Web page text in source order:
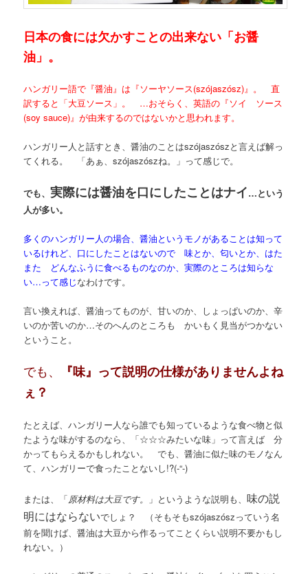
日本の食には欠かすことの出来ない「お醤
油」。
ハンガリー語で『醤油』は『ソーヤソース(szójaszósz)』。 直
訳すると「大豆ソース」。 …おそらく、英語の『ソイ ソース
(soy sauce)』が由来するのではないかと思われます。
ハンガリー人と話すとき、醤油のことはszójaszószと言えば解っ
てくれる。 「あぁ、szójaszószね。」って感じで。
でも、実際には醤油を口にしたことはナイ…という
人が多い。
多くのハンガリー人の場合、醤油というモノがあることは知って
いるけれど、口にしたことはないので 味とか、匂いとか、はた
また どんなふうに食べるものなのか、実際のところは知らな
い…って感じなわけです。
言い換えれば、醤油ってものが、甘いのか、しょっぱいのか、辛
いのか苦いのか…そのへんのところも かいもく見当がつかない
ということ。
でも、
『味』って説明の仕様がありませんよね
ぇ？
たとえば、ハンガリー人なら誰でも知っているような食べ物と似
たような味がするのなら、「☆☆☆みたいな味」って言えば 分
かってもらえるかもしれない。 でも、醤油に似た味のモノなん
て、ハンガリーで食ったことないし!?(-“-)
または、「原材料は大豆です。 」というような説明も、味の説
明にはならないでしょ？ （そもそもszójaszószっていう名
前を聞けば、醤油は大豆から作るってことくらい説明不要かもし
れない。）